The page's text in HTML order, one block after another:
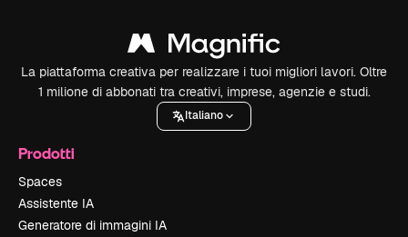
La piattaforma creativa per realizzare i tuoi migliori lavori. Oltre
1 milione di abbonati tra creativi, imprese, agenzie e studi.
Italiano
Prodotti
Spaces
Assistente IA
Generatore di immagini IA